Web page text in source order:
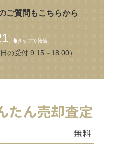
ご質問もこちらから
タップで発信
の受付 9:15～18:00）